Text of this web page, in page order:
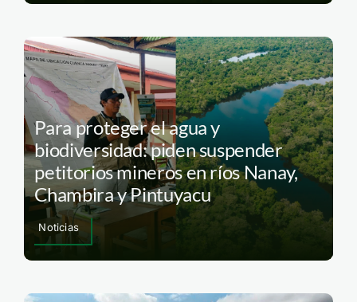
Para proteger el agua y
biodiversidad: piden suspender
petitorios mineros en ríos Nanay,
Chambira y Pintuyacu
Noticias